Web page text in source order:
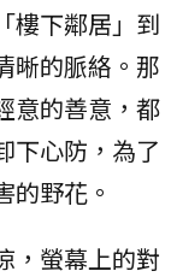
樓下鄰居」到
晰的脈絡。那
意的善意，都
下心防，為了
的野花。
，螢幕上的對